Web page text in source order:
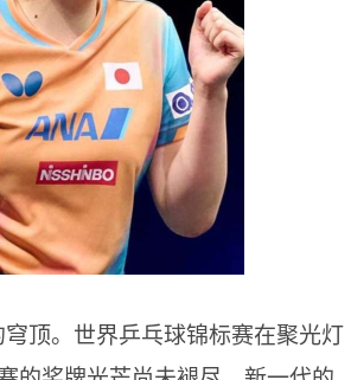
顶。世界乒乓球锦标赛在聚光灯